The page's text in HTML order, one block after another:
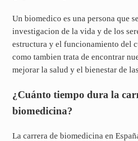
Un biomedico es una persona que
investigacion de la vida y de los
estructura y el funcionamiento del
como tambien trata de encontrar
mejorar la salud y el bienestar de
¿Cuánto tiempo dura la
biomedicina?
La carrera de biomedicina en